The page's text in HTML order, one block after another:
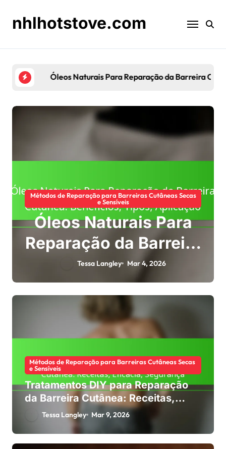
contentnhlhotstove.com
Óleos Naturais Para Reparação da Barreira
Métodos de Reparação para Barreiras Cutâneas Secas
e Sensíveis
Óleos Naturais Para
Reparação da Barreira
Cutânea: Benefícios,
Tipos, Aplicação
Tessa Langley Mar 4, 2026
Métodos de Reparação para Barreiras Cutâneas Secas
e Sensíveis
Tratamentos DIY para Reparação
da Barreira Cutânea: Receitas,
Eficácia, Segurança
Tessa Langley Mar 9, 2026